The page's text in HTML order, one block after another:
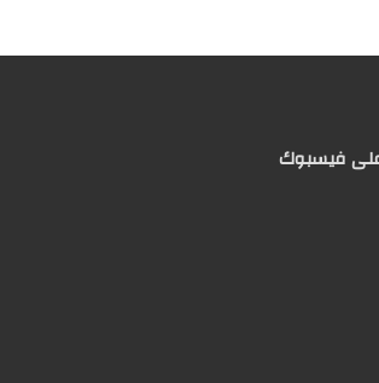
على فيسبوك